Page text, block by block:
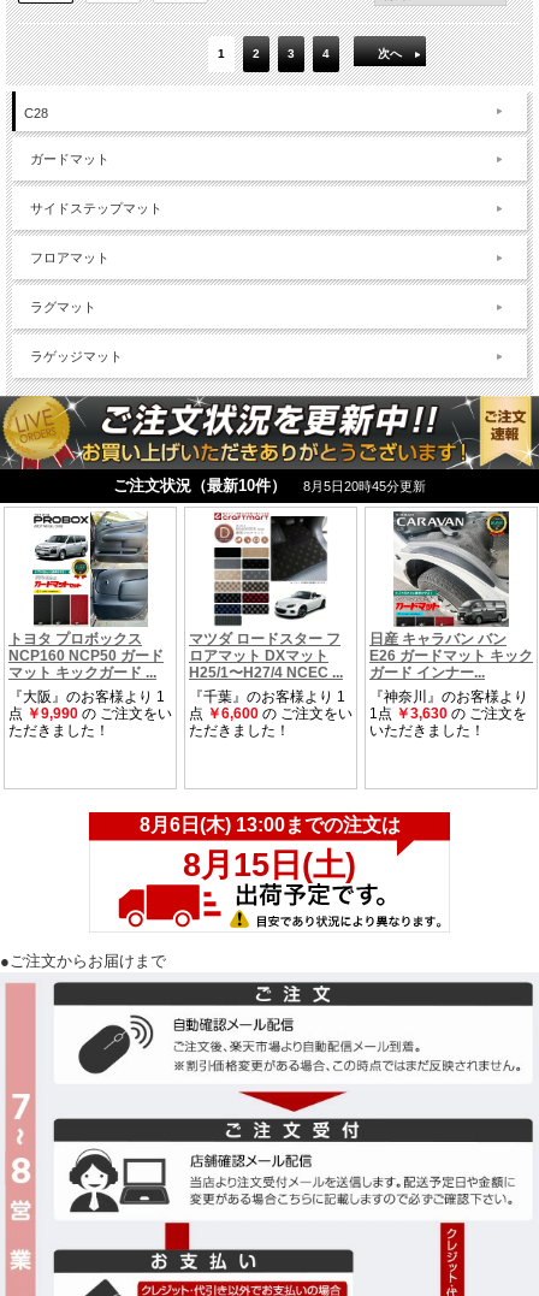
1 2 3 4 次へ
C28
ガードマット
サイドステップマット
フロアマット
ラグマット
ラゲッジマット
●ご注文からお届けまで